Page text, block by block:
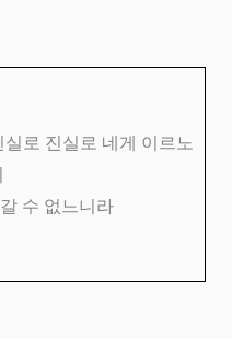
로 진실로 네게 이르노
수 없느니라